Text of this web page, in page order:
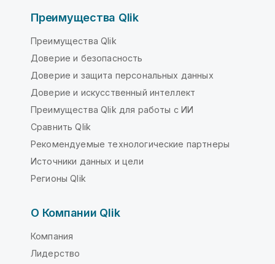
Преимущества Qlik
Преимущества Qlik
Доверие и безопасность
Доверие и защита персональных данных
Доверие и искусственный интеллект
Преимущества Qlik для работы с ИИ
Сравнить Qlik
Рекомендуемые технологические партнеры
Источники данных и цели
Регионы Qlik
О Компании Qlik
Компания
Лидерство